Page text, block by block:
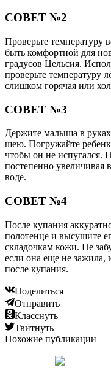
СОВЕТ №2
Проверьте температуру
быть комфортной для
градусов Цельсия.
проверьте температуру
слишком горячая или
СОВЕТ №3
Держите малыша в
шею. Погружайте
чтобы он не испугался.
постепенно
воде.
СОВЕТ №4
После купания
полотенце и высушите
складочкам кожи. Не
если она еще не зажила,
после купания.
Поделиться
Отправить
Класснуть
Твитнуть
Похожие публикации